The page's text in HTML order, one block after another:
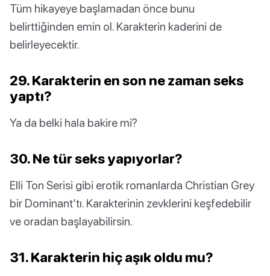
Tüm hikayeye başlamadan önce bunu
belirttiğinden emin ol. Karakterin kaderini de
belirleyecektir.
29. Karakterin en son ne zaman seks
yaptı?
Ya da belki hala bakire mi?
30. Ne tür seks yapıyorlar?
Elli Ton Serisi gibi erotik romanlarda Christian Grey
bir Dominant’tı. Karakterinin zevklerini keşfedebilir
ve oradan başlayabilirsin.
31. Karakterin hiç aşık oldu mu?